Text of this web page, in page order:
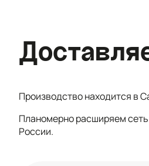
Производство находится в
Планомерно расширяем
России.